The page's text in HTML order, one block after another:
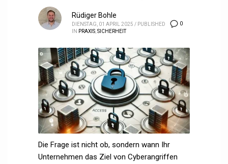
0
Rüdiger Bohle
DIENSTAG, 01 APRIL 2025 / PUBLISHED
IN PRAXIS SICHERHEIT
Die Frage ist nicht ob, sondern wann Ihr
Unternehmen das Ziel von Cyberangriffen